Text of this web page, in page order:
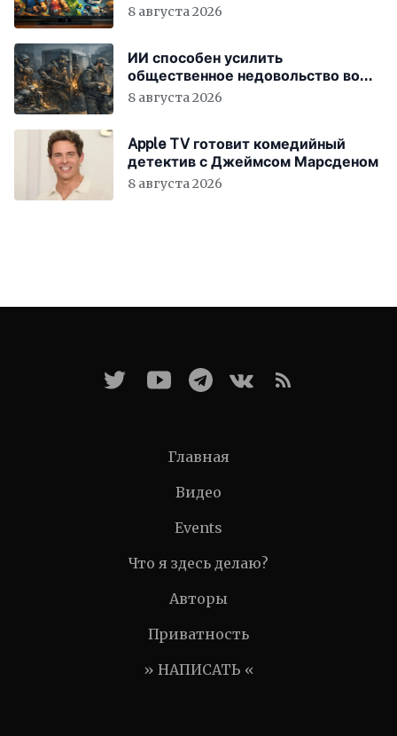
8 августа 2026
ИИ способен усилить
общественное недовольство во
всём мире
8 августа 2026
Apple TV готовит комедийный
детектив с Джеймсом Марсденом
8 августа 2026
Главная
Видео
Events
Что я здесь делаю?
Авторы
Приватность
» НАПИСАТЬ «